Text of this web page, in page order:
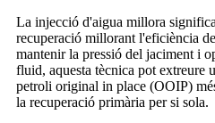
La injecció d'aigua millora
recuperació millorant l'eficiència
mantenir la pressió del jaciment i
fluid, aquesta tècnica pot extreure
petroli original in place (OOIP)
la recuperació primària per si sola.